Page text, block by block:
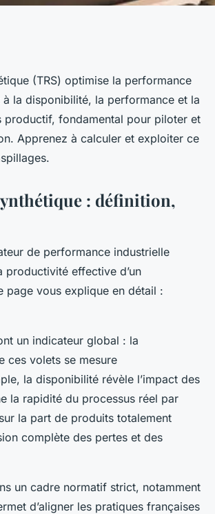
(TRS) optimise la performance
la disponibilité, la performance et la
fondamental pour piloter et
Apprenez à calculer et exploiter ce
: définition,
de performance industrielle
effective d’un
page vous explique en détail :
un indicateur global : la
ces volets se mesure
la disponibilité révèle l’impact des
la rapidité du processus réel par
la part de produits totalement
complète des pertes et des
un cadre normatif strict, notamment
d’aligner les pratiques françaises